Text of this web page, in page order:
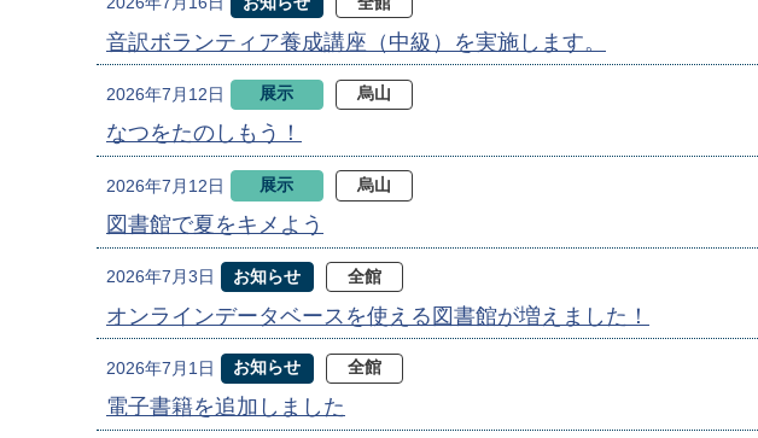
音訳ボランティア養成講座（中級）を実施します。
2026年7月12日 展示 烏山
なつをたのしもう！
2026年7月12日 展示 烏山
図書館で夏をキメよう
2026年7月3日 お知らせ 全館
オンラインデータベースを使える図書館が増えました！
2026年7月1日 お知らせ 全館
電子書籍を追加しました